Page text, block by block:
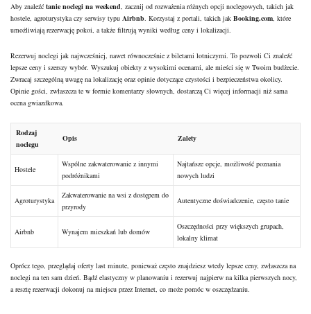
Aby znaleźć tanie noclegi na weekend , zacznij od rozważenia różnych opcji noclegowych, takich jak
hostele, agroturystyka czy serwisy typu Airbnb . Korzystaj z portali, takich jak Booking.com , które
umożliwiają rezerwację pokoi, a także filtrują wyniki według ceny i lokalizacji.
Rezerwuj noclegi jak najwcześniej, nawet równocześnie z biletami lotniczymi. To pozwoli Ci znaleźć
lepsze ceny i szerszy wybór. Wyszukuj obiekty z wysokimi ocenami, ale mieści się w Twoim budżecie.
Zwracaj szczególną uwagę na lokalizację oraz opinie dotyczące czystości i bezpieczeństwa okolicy.
Opinie gości, zwłaszcza te w formie komentarzy słownych, dostarczą Ci więcej informacji niż sama
ocena gwiazdkowa.
Rodzaj
noclegu
Opis Zalety
Hostele
Wspólne zakwaterowanie z innymi
podróżnikami
Najtańsze opcje, możliwość poznania
nowych ludzi
Agroturystyka
Zakwaterowanie na wsi z dostępem do
przyrody
Autentyczne doświadczenie, często tanie
Airbnb Wynajem mieszkań lub domów
Oszczędności przy większych grupach,
lokalny klimat
Oprócz tego, przeglądaj oferty last minute, ponieważ często znajdziesz wtedy lepsze ceny, zwłaszcza na
noclegi na ten sam dzień. Bądź elastyczny w planowaniu i rezerwuj najpierw na kilka pierwszych nocy,
a resztę rezerwacji dokonuj na miejscu przez Internet, co może pomóc w oszczędzaniu.